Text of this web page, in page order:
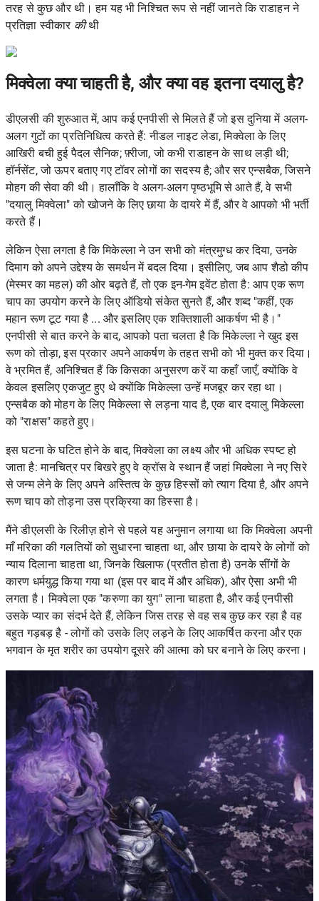
तरह से कुछ और थी। हम यह भी निश्चित रूप से नहीं जानते कि राडाहन ने
प्रतिज्ञा स्वीकार कीथी
मिक्वेला क्या चाहती है, और क्या वह इतना दयालु है?
डीएलसी की शुरुआत में, आप कई एनपीसी से मिलते हैं जो इस दुनिया में अलग-
अलग गुटों का प्रतिनिधित्व करते हैं: नीडल नाइट लेडा, मिक्वेला के लिए
आखिरी बची हुई पैदल सैनिक; फ़्रीजा, जो कभी राडाहन के साथ लड़ी थी;
हॉर्नसेंट, जो ऊपर बताए गए टॉवर लोगों का सदस्य है; और सर एन्सबैक, जिसने
मोहग की सेवा की थी। हालाँकि वे अलग-अलग पृष्ठभूमि से आते हैं, वे सभी
"दयालु मिक्वेला" को खोजने के लिए छाया के दायरे में हैं, और वे आपको भी भर्ती
करते हैं।
लेकिन ऐसा लगता है कि मिकेल्ला ने उन सभी को मंत्रमुग्ध कर दिया, उनके
दिमाग को अपने उद्देश्य के समर्थन में बदल दिया। इसीलिए, जब आप शैडो कीप
(मेस्मर का महल) की ओर बढ़ते हैं, तो एक इन-गेम इवेंट होता है: आप एक रूण
चाप का उपयोग करने के लिए ऑडियो संकेत सुनते हैं, और शब्द "कहीं, एक
महान रूण टूट गया है ... और इसलिए एक शक्तिशाली आकर्षण भी है।"
एनपीसी से बात करने के बाद, आपको पता चलता है कि मिकेल्ला ने खुद इस
रूण को तोड़ा, इस प्रकार अपने आकर्षण के तहत सभी को भी मुक्त कर दिया।
वे भ्रमित हैं, अनिश्चित हैं कि किसका अनुसरण करें या कहाँ जाएँ, क्योंकि वे
केवल इसलिए एकजुट हुए थे क्योंकि मिकेल्ला उन्हें मजबूर कर रहा था।
एन्सबैक को मोहग के लिए मिकेल्ला से लड़ना याद है, एक बार दयालु मिकेल्ला
को "राक्षस" कहते हुए।
इस घटना के घटित होने के बाद, मिक्वेला का लक्ष्य और भी अधिक स्पष्ट हो
जाता है: मानचित्र पर बिखरे हुए वे क्रॉस वे स्थान हैं जहां मिक्वेला ने नए सिरे
से जन्म लेने के लिए अपने अस्तित्व के कुछ हिस्सों को त्याग दिया है, और अपने
रूण चाप को तोड़ना उस प्रक्रिया का हिस्सा है।
मैंने डीएलसी के रिलीज़ होने से पहले यह अनुमान लगाया था कि मिक्वेला अपनी
माँ मरिका की गलतियों को सुधारना चाहता था, और छाया के दायरे के लोगों को
न्याय दिलाना चाहता था, जिनके खिलाफ (प्रतीत होता है) उनके सींगों के
कारण धर्मयुद्ध किया गया था (इस पर बाद में और अधिक), और ऐसा अभी भी
लगता है। मिक्वेला एक "करुणा का युग" लाना चाहता है, और कई एनपीसी
उसके प्यार का संदर्भ देते हैं, लेकिन जिस तरह से वह सब कुछ कर रहा है वह
बहुत गड़बड़ है - लोगों को उसके लिए लड़ने के लिए आकर्षित करना और एक
भगवान के मृत शरीर का उपयोग दूसरे की आत्मा को घर बनाने के लिए करना।